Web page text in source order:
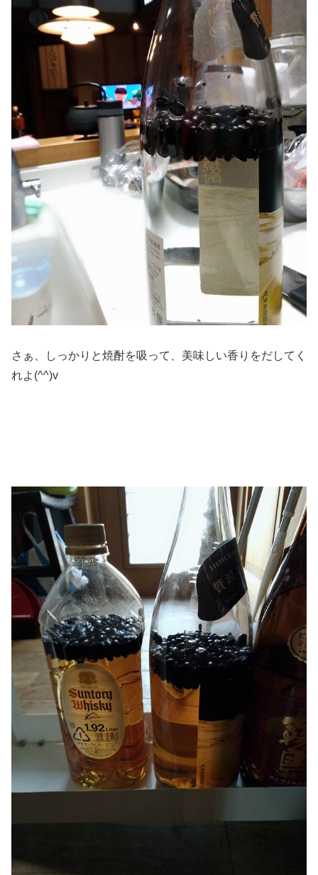
さぁ、しっかりと焼酎を吸って、美味しい香りをだしてく
れよ(^^)v